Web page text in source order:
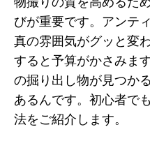
びが重要です。アンテ
真の雰囲気がグッと変
すると予算がかさみま
の掘り出し物が見つか
あるんです。初心者で
法をご紹介します。